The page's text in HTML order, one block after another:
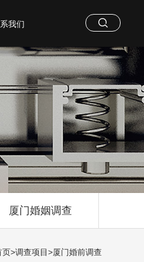
我们
厦门婚姻调查
页>调查项目>厦门婚前调查